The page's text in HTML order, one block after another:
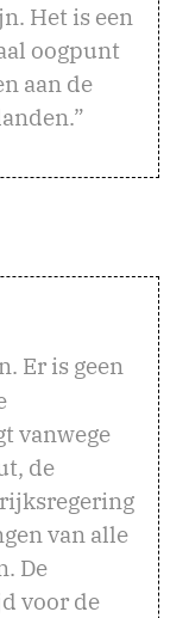
Het is een
oogpunt
aan de
Er is geen
vanwege
de
van alle
De
voor de